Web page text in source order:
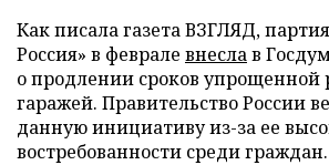
Как писала газета ВЗГЛЯД,
Россия» в феврале внеслав
о продлении сроков упрощенной
гаражей. Правительство России
данную инициативу из-за ее
востребованности среди граждан.